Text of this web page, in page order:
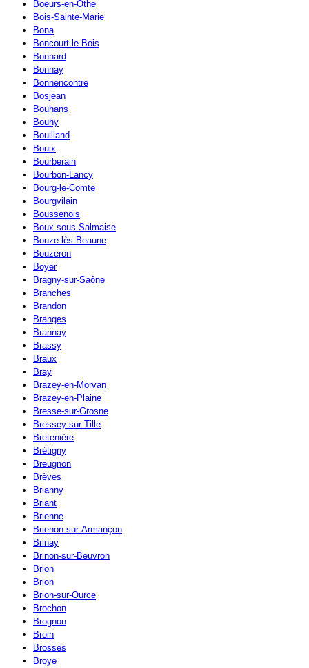
Boeurs-en-Othe
Bois-Sainte-Marie
Bona
Boncourt-le-Bois
Bonnard
Bonnay
Bonnencontre
Bosjean
Bouhans
Bouhy
Bouilland
Bouix
Bourberain
Bourbon-Lancy
Bourg-le-Comte
Bourgvilain
Boussenois
Boux-sous-Salmaise
Bouze-lès-Beaune
Bouzeron
Boyer
Bragny-sur-Saône
Branches
Brandon
Branges
Brannay
Brassy
Braux
Bray
Brazey-en-Morvan
Brazey-en-Plaine
Bresse-sur-Grosne
Bressey-sur-Tille
Bretenière
Brétigny
Breugnon
Brèves
Brianny
Briant
Brienne
Brienon-sur-Armançon
Brinay
Brinon-sur-Beuvron
Brion
Brion
Brion-sur-Ource
Brochon
Brognon
Broin
Brosses
Broye